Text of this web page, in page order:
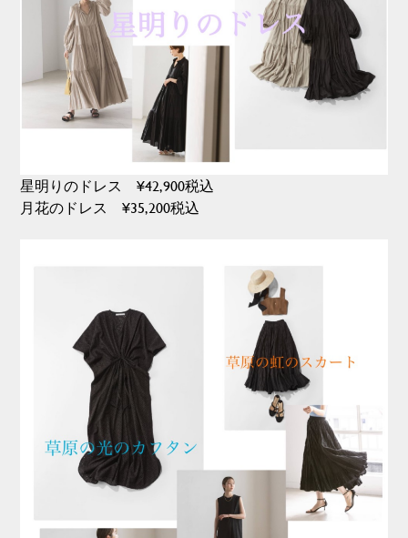
星明りのドレス ¥42,900税込
月花のドレス ¥35,200税込